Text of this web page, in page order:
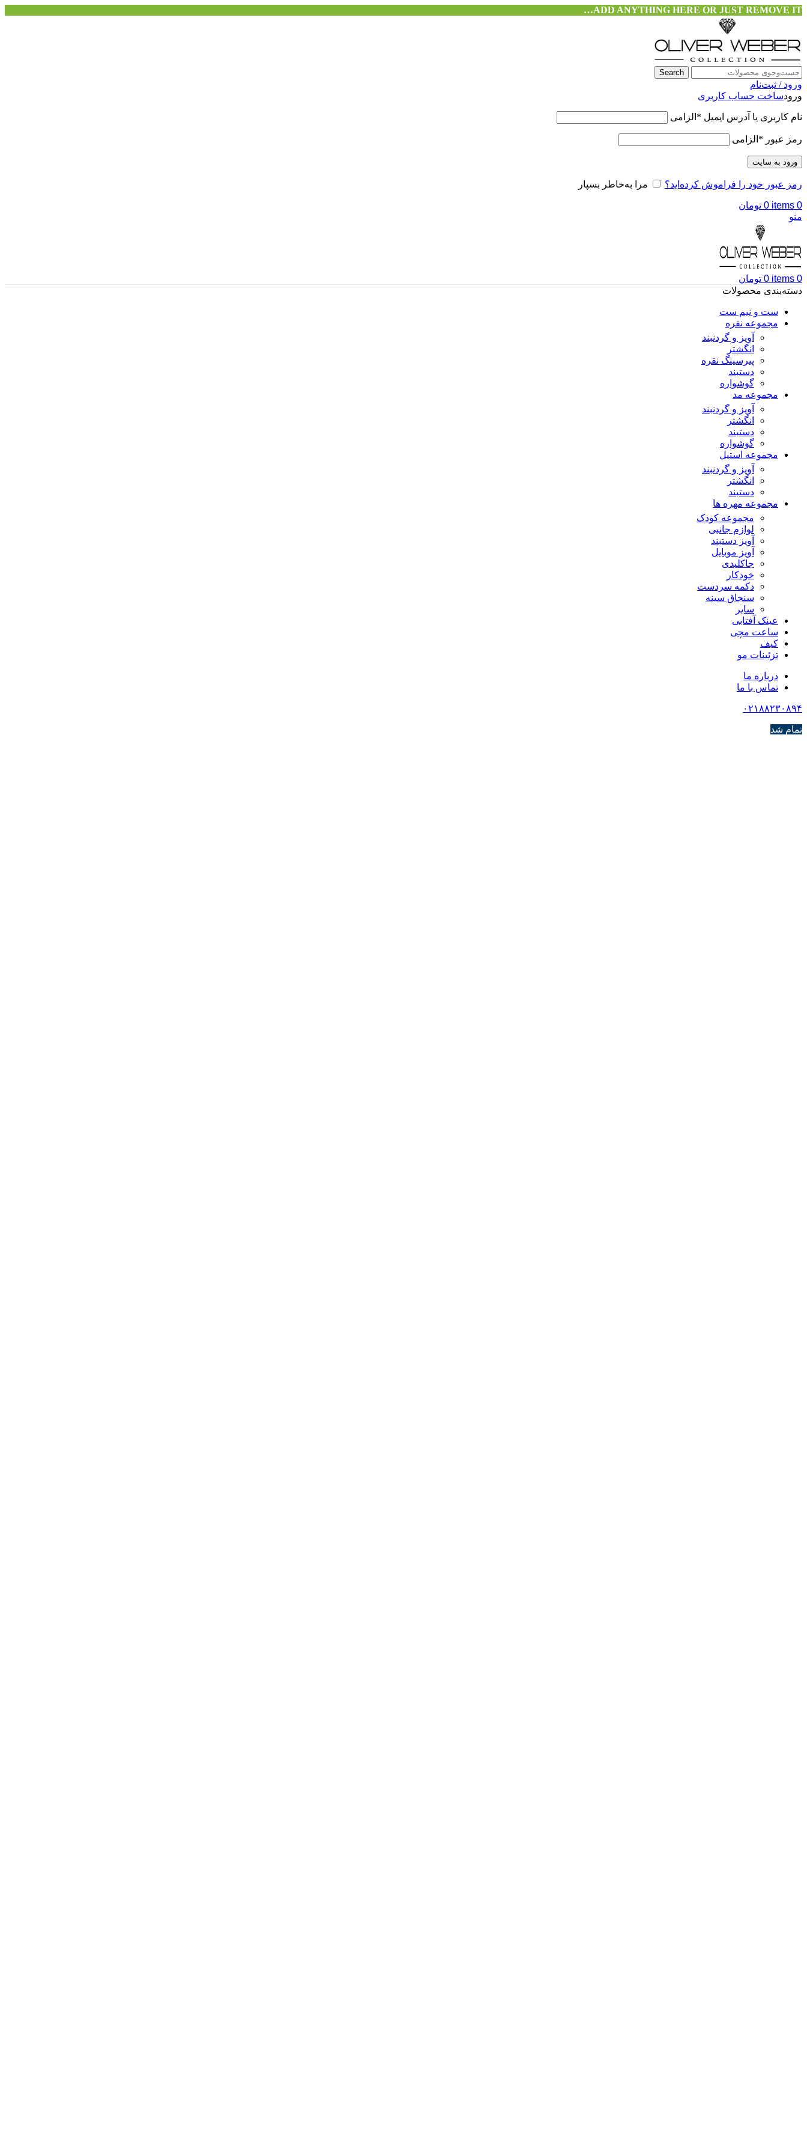
ADD ANYTHING HERE OR JUST REMOVE IT…
Search
ورود / ثبت‌نام
ورودساخت حساب کاربری
نام کاربری یا آدرس ایمیل * الزامی
رمز عبور * الزامی
ورود به سایت
رمز عبور خود را فراموش کرده‌اید؟ مرا به‌خاطر بسپار
0
items
0 تومان
منو
0
items
0 تومان
دسته‌بندی محصولات
ست و نیم ست
مجموعه نقره
آویز و گردنبند
انگشتر
پیرسینگ نقره
دستبند
گوشواره
مجموعه مد
آویز و گردنبند
انگشتر
دستبند
گوشواره
مجموعه استیل
آویز و گردنبند
انگشتر
دستبند
مجموعه مهره ها
مجموعه کودک
لوازم جانبی
آویز دستبند
آویز موبایل
جاکلیدی
خودکار
دکمه سردست
سنجاق سینه
سایر
عینک آفتابی
ساعت مچی
کیف
تزئینات مو
درباره ما
تماس با ما
۰۲۱۸۸۲۳۰۸۹۴
تمام شد